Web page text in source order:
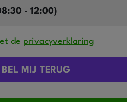
de privacyverklaring